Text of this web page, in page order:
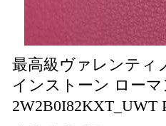
最高級ヴァレンティ
インストーン ロー
2W2B0I82KXT_UWT